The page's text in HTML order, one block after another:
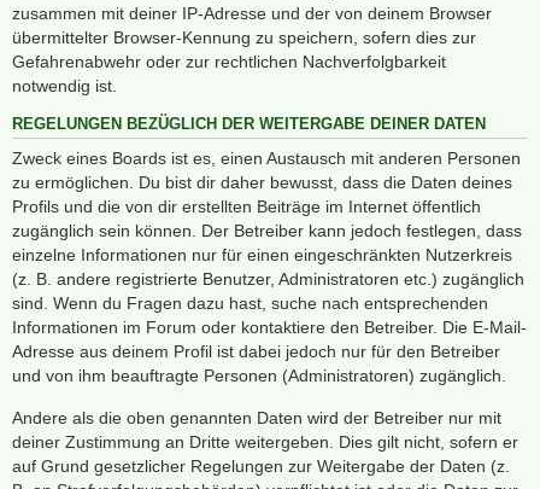
zusammen mit deiner IP-Adresse und der von deinem Browser
übermittelter Browser-Kennung zu speichern, sofern dies zur
Gefahrenabwehr oder zur rechtlichen Nachverfolgbarkeit
notwendig ist.
REGELUNGEN BEZÜGLICH DER WEITERGABE DEINER DATEN
Zweck eines Boards ist es, einen Austausch mit anderen Personen
zu ermöglichen. Du bist dir daher bewusst, dass die Daten deines
Profils und die von dir erstellten Beiträge im Internet öffentlich
zugänglich sein können. Der Betreiber kann jedoch festlegen, dass
einzelne Informationen nur für einen eingeschränkten Nutzerkreis
(z. B. andere registrierte Benutzer, Administratoren etc.) zugänglich
sind. Wenn du Fragen dazu hast, suche nach entsprechenden
Informationen im Forum oder kontaktiere den Betreiber. Die E-Mail-
Adresse aus deinem Profil ist dabei jedoch nur für den Betreiber
und von ihm beauftragte Personen (Administratoren) zugänglich.
Andere als die oben genannten Daten wird der Betreiber nur mit
deiner Zustimmung an Dritte weitergeben. Dies gilt nicht, sofern er
auf Grund gesetzlicher Regelungen zur Weitergabe der Daten (z.